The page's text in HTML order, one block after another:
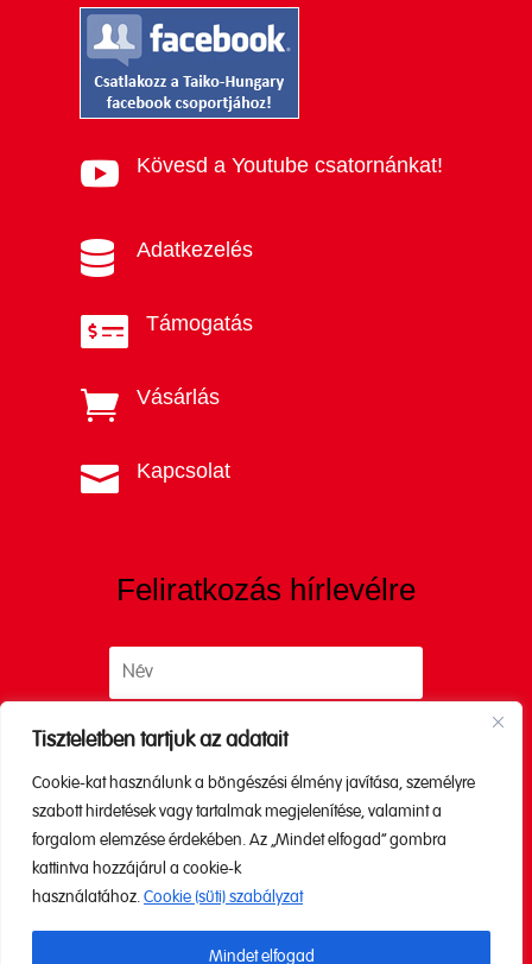
Tiszteletben tartjuk az adatait
Cookie-kat használunk a böngészési élmény javítása, személyre
szabott hirdetések vagy tartalmak megjelenítése, valamint a
forgalom elemzése érdekében. Az „Mindet elfogad” gombra
kattintva hozzájárul a cookie-k
használatához. Cookie (süti) szabályzat
Mindet elfogad
 Kövesd a Youtube csatornánkat!
 Adatkezelés
 Támogatás
 Vásárlás
 Kapcsolat
Feliratkozás hírlevélre
Küldés
A küldéssel elfogadod az
tájékoztatónkat.